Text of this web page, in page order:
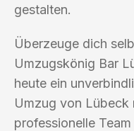
gestalten.
Überzeuge dich
Umzugskönig Bar
heute ein
Umzug von Lübeck
professionelle